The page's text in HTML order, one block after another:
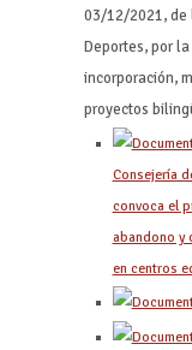
03/12/2021, de
Deportes, por
incorporación,
proyectos
Consejería
convoca el
abandono y
en centros